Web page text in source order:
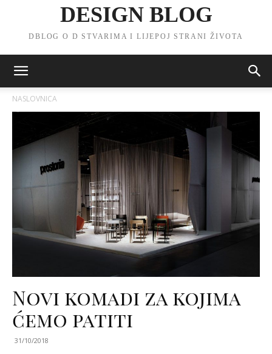
DESIGN BLOG
DBLOG O D STVARIMA I LIJEPOJ STRANI ŽIVOTA
NASLOVNICA
Novi komadi za kojima
ćemo patiti
31/10/2018